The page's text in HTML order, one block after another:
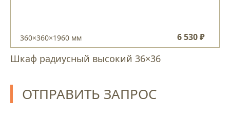
360×360×1960 мм 6 530 ₽
Шкаф радиусный высокий 36×36
ОТПРАВИТЬ ЗАПРОС